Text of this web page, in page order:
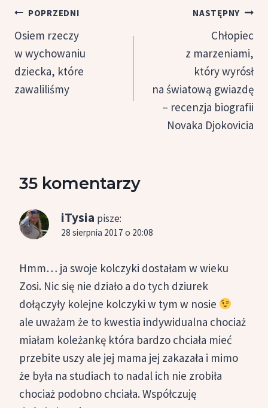
Nawigacja
wpisu
POPRZEDNI
Osiem rzeczy
w wychowaniu
dziecka, które
zawaliliśmy
NASTĘPNY
Chłopiec
z marzeniami,
który wyrósł
na światową gwiazdę
– recenzja biografii
Novaka Djokovicia
35 komentarzy
iTysia pisze:
28 sierpnia 2017 o 20:08
Hmm… ja swoje kolczyki dostałam w wieku
Zosi. Nic się nie działo a do tych dziurek
dołączyły kolejne kolczyki w tym w nosie
ale uważam że to kwestia indywidualna chociaż
miałam koleżankę która bardzo chciała mieć
przebite uszy ale jej mama jej zakazała i mimo
że była na studiach to nadal ich nie zrobiła
chociaż podobno chciała. Współczuję